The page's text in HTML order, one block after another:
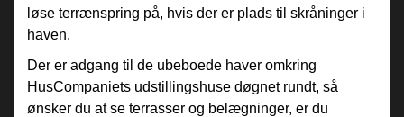
løse terrænspring på, hvis der er plads til skråninger i
haven.
Der er adgang til de ubeboede haver omkring
HusCompaniets udstillingshuse døgnet rundt, så
ønsker du at se terrasser og belægninger, er du